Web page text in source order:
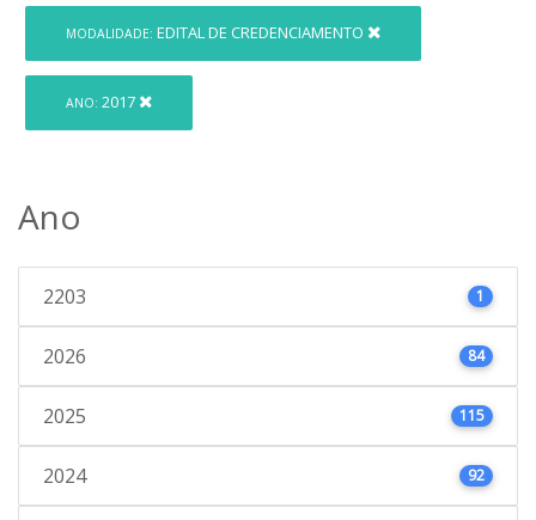
MODALIDADE: EDITAL DE CREDENCIAMENTO
ANO: 2017
Ano
2203 1
2026 84
2025 115
2024 92